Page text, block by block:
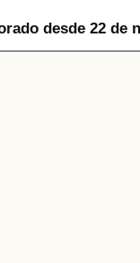
desde 22 de